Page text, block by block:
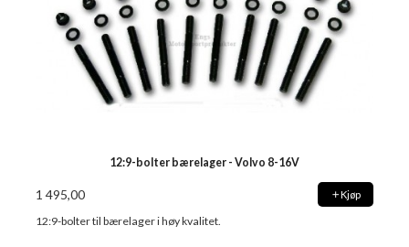
12:9-bolter bærelager - Volvo 8-16V
1 495,00 Kjøp
12:9-bolter til bærelager i høy kvalitet.